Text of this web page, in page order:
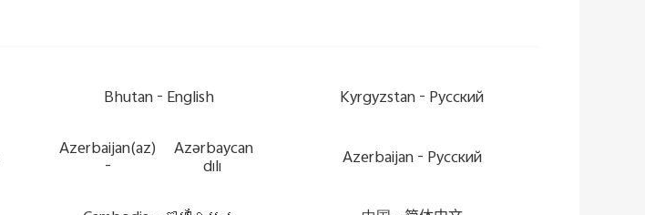
Bhutan - English Kyrgyzstan - Pусский
Azerbaijan(az)
-
Azərbaycan
dili Azerbaijan - Pусский